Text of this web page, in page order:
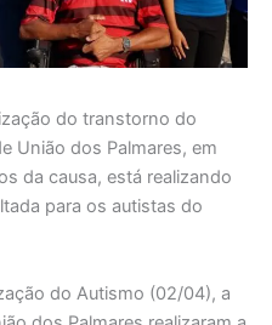
do transtorno do
União dos Palmares, em
da causa, está realizando
para os autistas do
do Autismo (02/04), a